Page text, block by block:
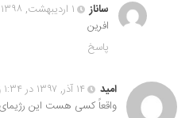
ساناز
۱ اردیبهشت, ۱۳۹۸ در ۶:۴۱ ب٫ظ
افرین
پاسخ
امید
۱۴ آذر, ۱۳۹۷ در ۱:۳۴ ق٫ظ
واقعاً کسی هست این رژیمای